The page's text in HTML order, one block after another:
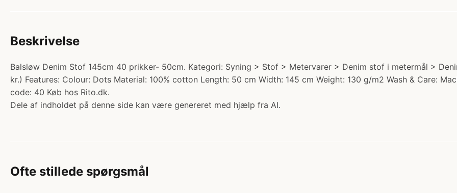
Beskrivelse
Balsløw Denim Stof 145cm 40 prikker- 50cm. Kategori: Syning > Stof > Metervarer > Denim stof i metermål >
kr.) Features: Colour: Dots Material: 100% cotton Length: 50 cm Width: 145 cm Weight: 130 g/m2 Wash & Care:
code: 40 Køb hos Rito.dk.
Dele af indholdet på denne side kan være genereret med hjælp fra AI.
Ofte stillede spørgsmål